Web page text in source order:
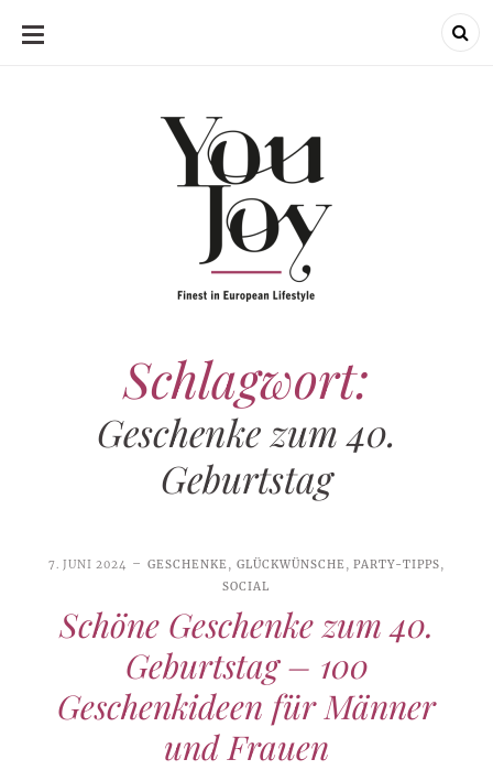
SKIP
Schlagwort:
Geschenke zum 40.
Geburtstag
7. JUNI 2024 GESCHENKE, GLÜCKWÜNSCHE, PARTY-TIPPS,
SOCIAL
Schöne Geschenke zum 40.
Geburtstag – 100
Geschenkideen für Männer
und Frauen